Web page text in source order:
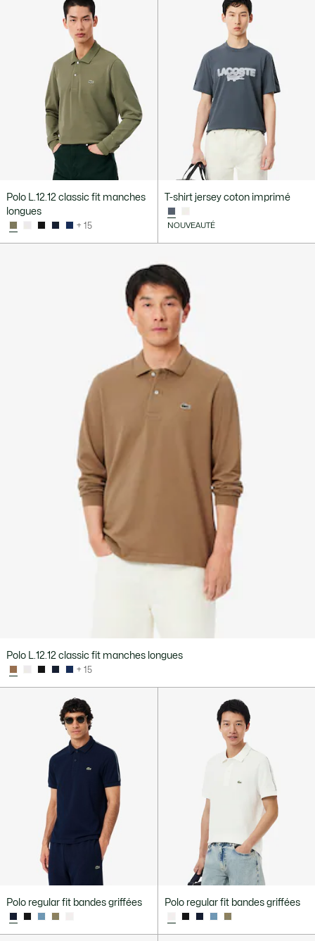
Polo L.12.12 classic fit manches
longues
+ 15
T-shirt jersey coton imprimé
NOUVEAUTÉ
Polo L.12.12 classic fit manches longues
+ 15
Polo regular fit bandes griffées Polo regular fit bandes griffées